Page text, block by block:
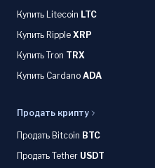
Купить Litecoin LTC
Купить Ripple XRP
Купить Tron TRX
Купить Cardano ADA
Продать крипту
Продать Bitcoin BTC
Продать Tether USDT